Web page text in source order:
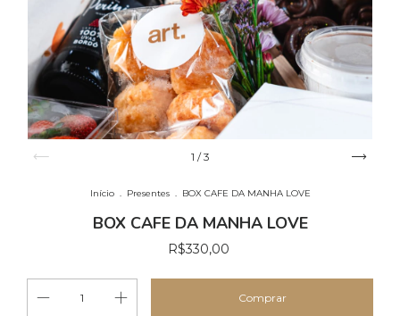
1 /3
Início . Presentes . BOX CAFE DA MANHA LOVE
BOX CAFE DA MANHA LOVE
R$330,00